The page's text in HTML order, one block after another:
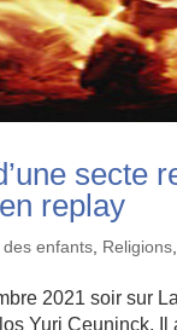
secte
replay
enfants Religions
2021 soir sur
Yuri Ceuninck.